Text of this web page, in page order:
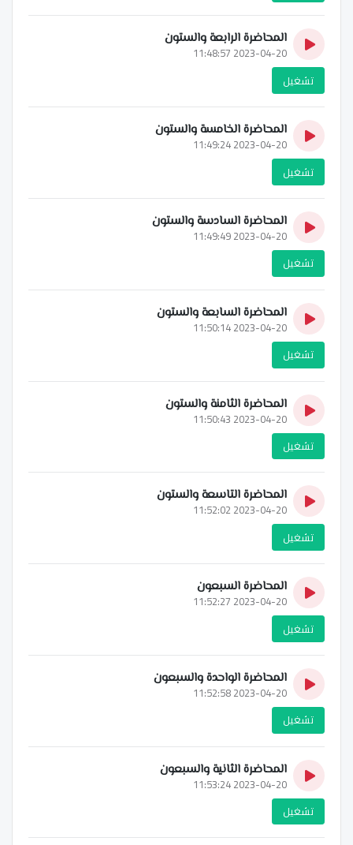
المحاضرة الرابعة والستون
2023-04-20 11:48:57
تشغيل
المحاضرة الخامسة والستون
2023-04-20 11:49:24
تشغيل
المحاضرة السادسة والستون
2023-04-20 11:49:49
تشغيل
المحاضرة السابعة والستون
2023-04-20 11:50:14
تشغيل
المحاضرة الثامنة والستون
2023-04-20 11:50:43
تشغيل
المحاضرة التاسعة والستون
2023-04-20 11:52:02
تشغيل
المحاضرة السبعون
2023-04-20 11:52:27
تشغيل
المحاضرة الواحدة والسبعون
2023-04-20 11:52:58
تشغيل
المحاضرة الثانية والسبعون
2023-04-20 11:53:24
تشغيل